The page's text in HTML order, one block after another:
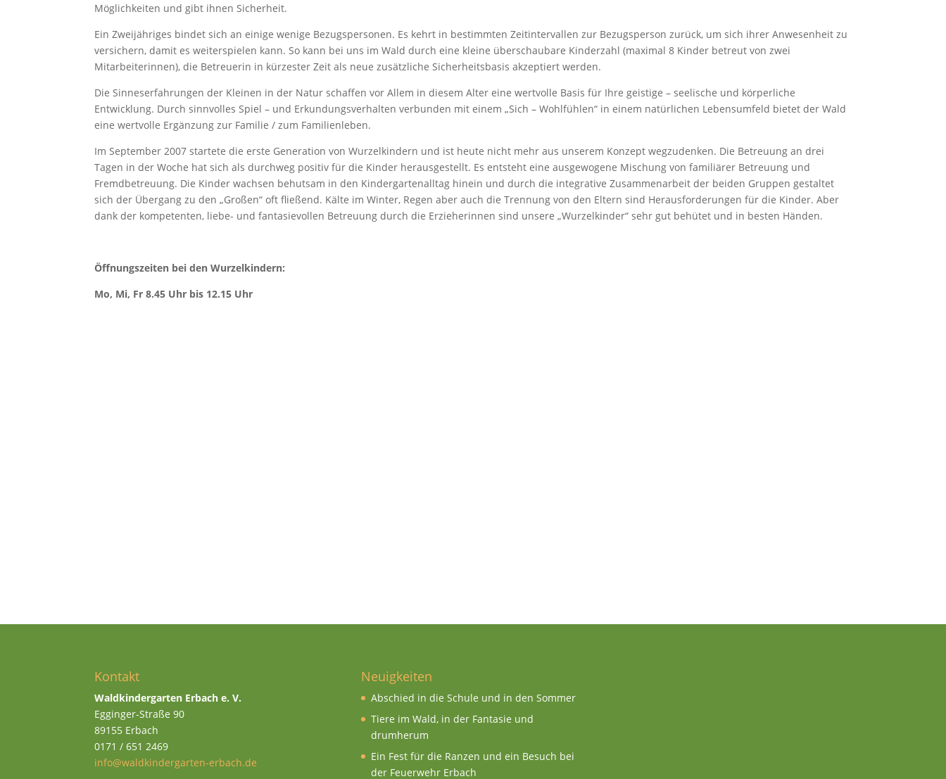
Möglichkeiten und gibt ihnen Sicherheit.
Ein Zweijähriges bindet sich an einige wenige Bezugspersonen. Es kehrt in bestimmten Zeitintervallen zur Bezugsperson zurück, um sich ihrer Anwesenheit zu
versichern, damit es weiterspielen kann. So kann bei uns im Wald durch eine kleine überschaubare Kinderzahl (maximal 8 Kinder betreut von zwei
Mitarbeiterinnen), die Betreuerin in kürzester Zeit als neue zusätzliche Sicherheitsbasis akzeptiert werden.
Die Sinneserfahrungen der Kleinen in der Natur schaffen vor Allem in diesem Alter eine wertvolle Basis für Ihre geistige – seelische und körperliche
Entwicklung. Durch sinnvolles Spiel – und Erkundungsverhalten verbunden mit einem „Sich – Wohlfühlen“ in einem natürlichen Lebensumfeld bietet der Wald
eine wertvolle Ergänzung zur Familie / zum Familienleben.
Im September 2007 startete die erste Generation von Wurzelkindern und ist heute nicht mehr aus unserem Konzept wegzudenken. Die Betreuung an drei
Tagen in der Woche hat sich als durchweg positiv für die Kinder herausgestellt. Es entsteht eine ausgewogene Mischung von familiärer Betreuung und
Fremdbetreuung. Die Kinder wachsen behutsam in den Kindergartenalltag hinein und durch die integrative Zusammenarbeit der beiden Gruppen gestaltet
sich der Übergang zu den „Großen“ oft fließend. Kälte im Winter, Regen aber auch die Trennung von den Eltern sind Herausforderungen für die Kinder. Aber
dank der kompetenten, liebe- und fantasievollen Betreuung durch die Erzieherinnen sind unsere „Wurzelkinder“ sehr gut behütet und in besten Händen.
Öffnungszeiten bei den Wurzelkindern:
Mo, Mi, Fr 8.45 Uhr bis 12.15 Uhr
Kontakt
Waldkindergarten Erbach e. V.
Egginger-Straße 90
89155 Erbach
0171 / 651 2469
info@waldkindergarten-erbach.de
Neuigkeiten
Abschied in die Schule und in den Sommer
Tiere im Wald, in der Fantasie und
drumherum
Ein Fest für die Ranzen und ein Besuch bei
der Feuerwehr Erbach